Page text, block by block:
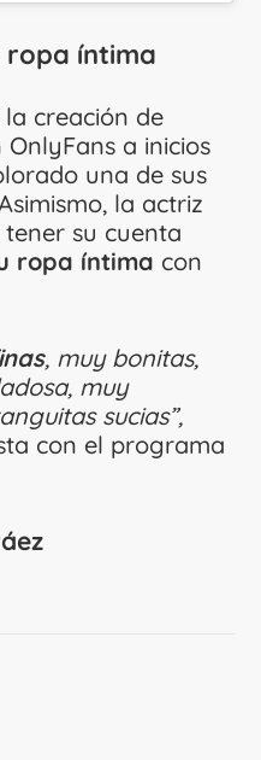
ropa íntima
creación de
a inicios
una de sus
la actriz
su cuenta
ropa íntima con
, muy bonitas,
muy
sucias”,
con el programa